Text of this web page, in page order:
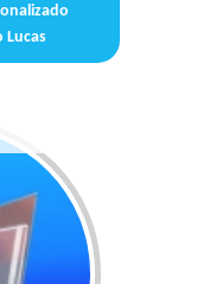
Lucas